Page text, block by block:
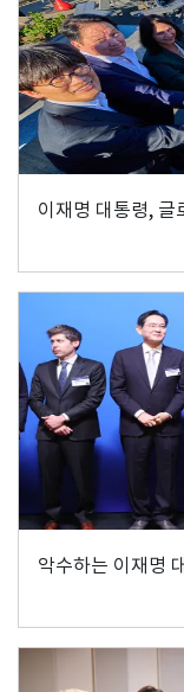
이재명 대통령, 글
악수하는 이재명